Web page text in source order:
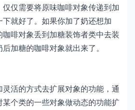
仅需要将原味咖啡对象传递到加
就好了。如果你加了奶还想加
啡对象丢到加糖装饰者类中去装
加糖的咖啡对象就出来了。
活的方式去扩展对象的功能，通
个类的一些对象做动态的功能扩